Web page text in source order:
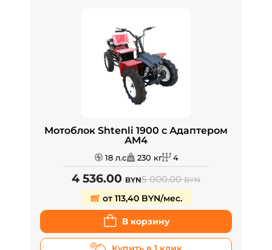
Мотоблок Shtenli 1900 с Адаптером
АМ4
18 л.с 230 кг 4
4 536.00 BYN5 000.00BYN
от 113,40 BYN/мес.
В корзину